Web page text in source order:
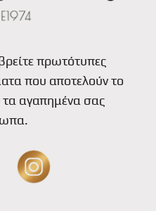
πρωτότυπες
που αποτελούν το
αγαπημένα σας